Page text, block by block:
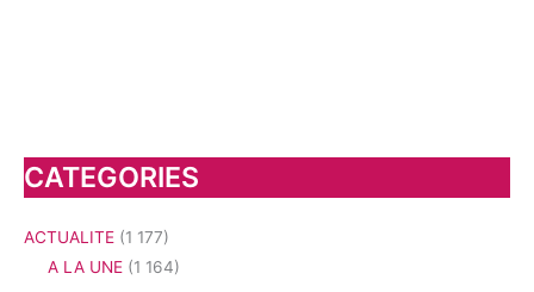
CATEGORIES
ACTUALITE (1 177)
A LA UNE (1 164)